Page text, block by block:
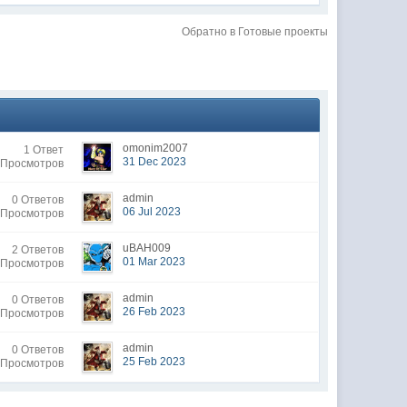
Обратно в Готовые проекты
1 Ответ
omonim2007
31 Dec 2023
0 Ответов
admin
06 Jul 2023
2 Ответов
uBAH009
01 Mar 2023
0 Ответов
admin
26 Feb 2023
0 Ответов
admin
25 Feb 2023